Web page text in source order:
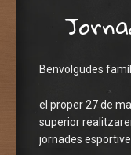
Benvolgudes
el proper 27 de
superior
jornades